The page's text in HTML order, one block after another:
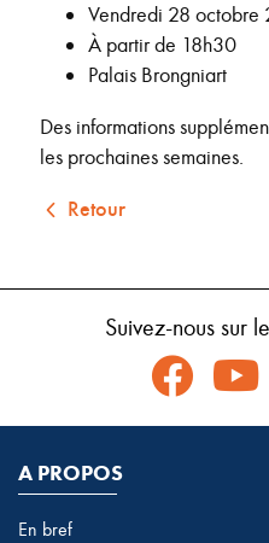
Vendredi 28 octobre
À partir de 18h30
Palais Brongniart
Des informations
les prochaines semaines.
Retour
Suivez-nous sur
A PROPOS
En bref